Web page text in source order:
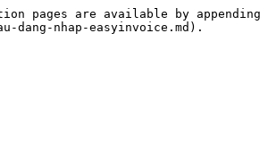
pages are available by appending
dang-nhap-easyinvoice.md).